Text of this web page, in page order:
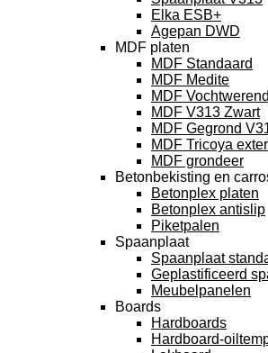
Elka ESB+
Agepan DWD
MDF platen
MDF Standaard
MDF Medite
MDF
MDF V313 Zwart
MDF Gegrond
MDF Tricoya
MDF grondeer
Betonbekisting en
Betonplex platen
Betonplex antislip
Piketpalen
Spaanplaat
Spaanplaat
Geplastificeerd
Meubelpanelen
Boards
Hardboards
Hardboard-